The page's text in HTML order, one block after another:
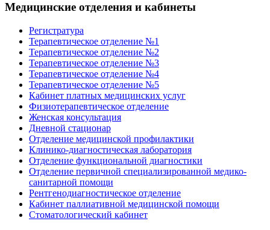
Медицинские отделения и кабинеты
Регистратура
Терапевтическое отделение №1
Терапевтическое отделение №2
Терапевтическое отделение №3
Терапевтическое отделение №4
Терапевтическое отделение №5
Кабинет платных медицинских услуг
Физиотерапевтическое отделение
Женская консультация
Дневной стационар
Отделение медицинской профилактики
Клинико-диагностическая лаборатория
Отделение функциональной диагностики
Отделение первичной специализированной медико-
санитарной помощи
Рентгенодиагностическое отделение
Кабинет паллиативной медицинской помощи
Стоматологический кабинет